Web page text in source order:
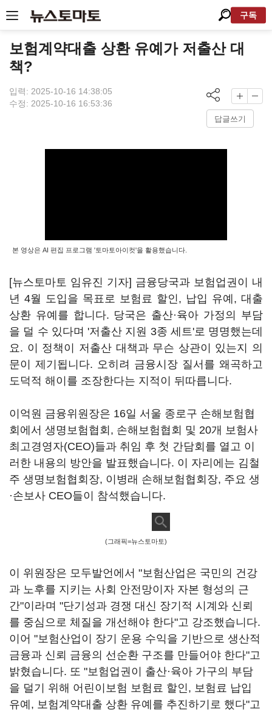
구독
보험계약대출 상환 유예가 저출산 대
책?
입력: 2025-10-16 14:38:05
수정: 2025-10-16 16:53:36
답글쓰기
본 영상은 AI 편집 프로그램 '토마토아이컷'을 활용했습니다.
[뉴스토마토 임유진 기자] 금융당국과 보험업권이 내
년 4월 도입을 목표로 보험료 할인, 납입 유예, 대출
상환 유예를 합니다. 당국은 출산·육아 가정의 부담
을 덜 수 있다며 '저출산 지원 3종 세트'로 명명했는데
요. 이 정책이 저출산 대책과 무슨 상관이 있는지 의
문이 제기됩니다. 오히려 금융시장 질서를 왜곡하고
도덕적 해이를 조장한다는 지적이 뒤따릅니다.
이억원 금융위원장은 16일 서울 종로구 손해보험협
회에서 생명보험협회, 손해보험협회 및 20개 보험사
최고경영자(CEO)들과 취임 후 첫 간담회를 열고 이
러한 내용의 방안을 발표했습니다. 이 자리에는 김철
주 생명보험협회장, 이병래 손해보험협회장, 주요 생
·손보사 CEO들이 참석했습니다.
(그래픽=뉴스토마토)
이 위원장은 모두발언에서 "보험산업은 국민의 건강
과 노후를 지키는 사회 안전망이자 자본 형성의 근
간"이라며 "단기성과 경쟁 대신 장기적 시계와 신뢰
를 중심으로 체질을 개선해야 한다"고 강조했습니다.
이어 "보험산업이 장기 운용 수익을 기반으로 생산적
금융과 신뢰 금융의 선순환 구조를 만들어야 한다"고
밝혔습니다. 또 "보험업권이 출산·육아 가구의 부담
을 덜기 위해 어린이보험 보험료 할인, 보험료 납입
유예, 보험계약대출 상환 유예를 추진하기로 했다"고